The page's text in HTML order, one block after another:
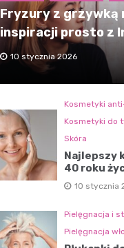
Fryzury z grzywką
inspiracji prosto z
10 stycznia 2026
Kosmetyki
Kosmetyki do
Skóra
Najlepszy
40 roku
10 stycznia
Pielęgnacja i
Pielęgnacja